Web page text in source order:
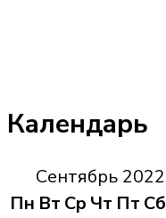
Календарь
Сентябрь 2022
Пн Вт Ср Чт Пт Сб